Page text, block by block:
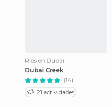
Ríos en Dubai
Dubai Creek
(14)
21 actividades